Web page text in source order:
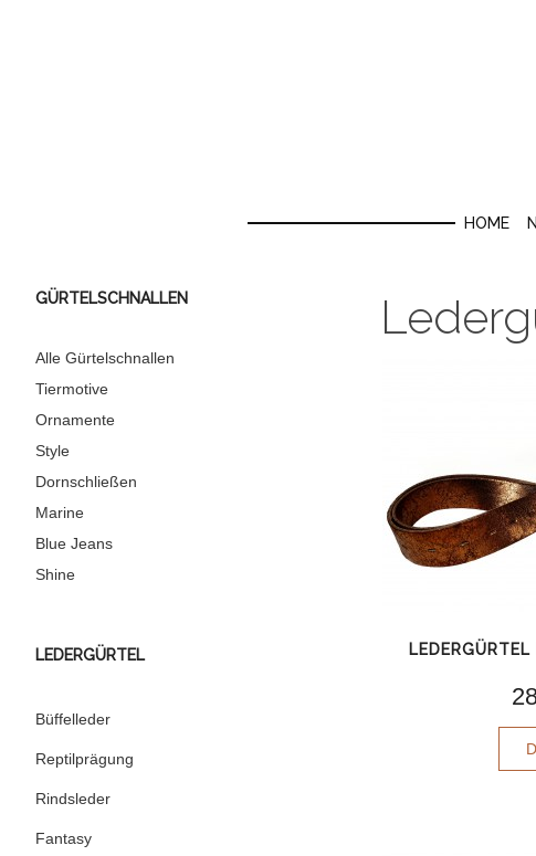
HOME
GÜRTELSCHNALLEN
Alle Gürtelschnallen
Tiermotive
Ornamente
Style
Dornschließen
Marine
Blue Jeans
Shine
LEDERGÜRTEL
Büffelleder
Reptilprägung
Rindsleder
Fantasy